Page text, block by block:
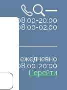
сб-вс 08:00-20:00
08:00-02:00
ежедневно
08:00-20:00
Перейти